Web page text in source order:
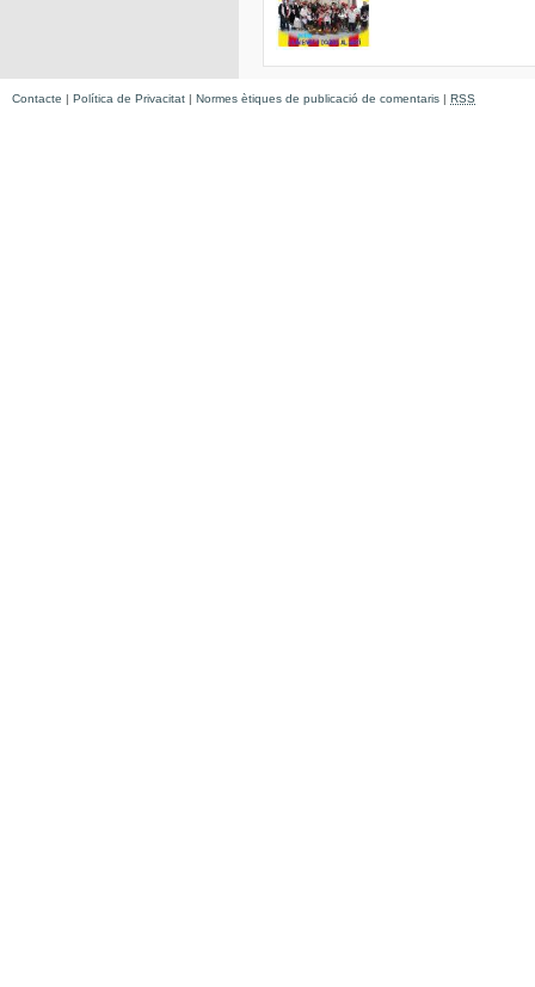
Contacte | Política de Privacitat | Normes ètiques de publicació de comentaris | RSS